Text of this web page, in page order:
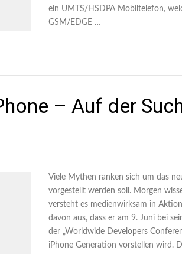
ein UMTS/HSDPA Mobiltelefon,
GSM/EDGE …
– Auf der
Viele Mythen ranken sich um das
vorgestellt werden soll. Morgen
versteht es medienwirksam in
davon aus, dass er am 9. Juni bei
der „Worldwide Developers
iPhone Generation vorstellen wird.